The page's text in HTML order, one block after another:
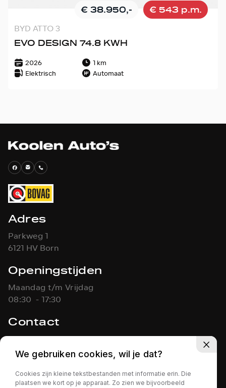
€ 38.950,- € 543 p.m.
BYD ATTO 3
EVO DESIGN 74.8 KWH
2026
1 km
Elektrisch
Automaat
Adres
Parkweg 1
6121 HV Born
Openingstijden
Maandag t/m Vrijdag
08:30 - 17:30
Contact
046-4861451
info@koolen-autos.nl
Privacy policy
We gebruiken cookies, wil je dat?
Cookies zijn kleine tekstbestanden met informatie erin. Die
plaatsen we kort op je apparaat. Zo zien we bijvoorbeeld